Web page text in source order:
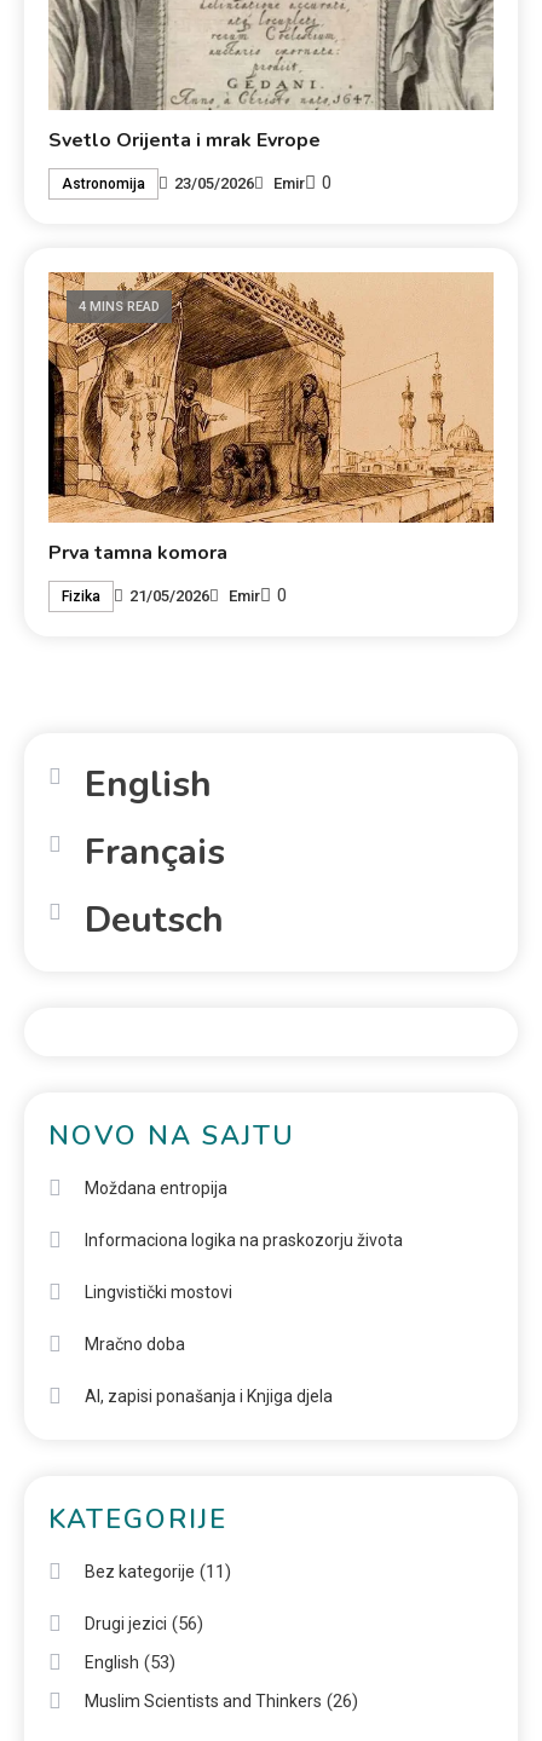
Svetlo Orijenta i mrak Evrope
Astronomija 23/05/2026 Emir 0
4 MINS READ
Prva tamna komora
Fizika 21/05/2026 Emir 0
English
Français
Deutsch
NOVO NA SAJTU
Moždana entropija
Informaciona logika na praskozorju života
Lingvistički mostovi
Mračno doba
AI, zapisi ponašanja i Knjiga djela
KATEGORIJE
Bez kategorije (11)
Drugi jezici (56)
English (53)
Muslim Scientists and Thinkers (26)